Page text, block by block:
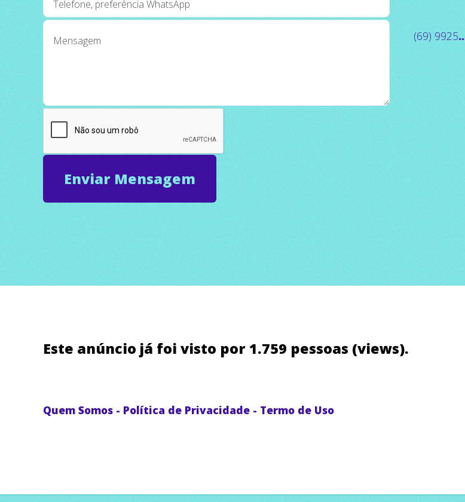
(69) 9925
Este anúncio já foi visto por 1.759 pessoas (views).
Quem Somos - Política de Privacidade - Termo de Uso